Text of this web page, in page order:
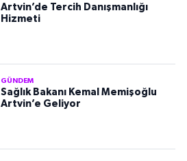
Artvin’de Tercih Danışmanlığı
Hizmeti
GÜNDEM
Sağlık Bakanı Kemal Memişoğlu
Artvin’e Geliyor